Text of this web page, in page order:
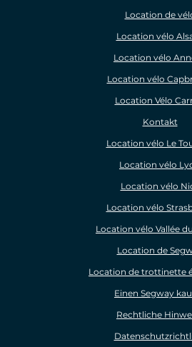
Location de
Location vélo
Location vélo
Location vélo
Location Vélo
Kontakt
Location vélo Le
Location vélo
Location vélo
Location vélo
Location vélo Vallée
Location de
Location de trottinette
Einen Segway
Rechtliche